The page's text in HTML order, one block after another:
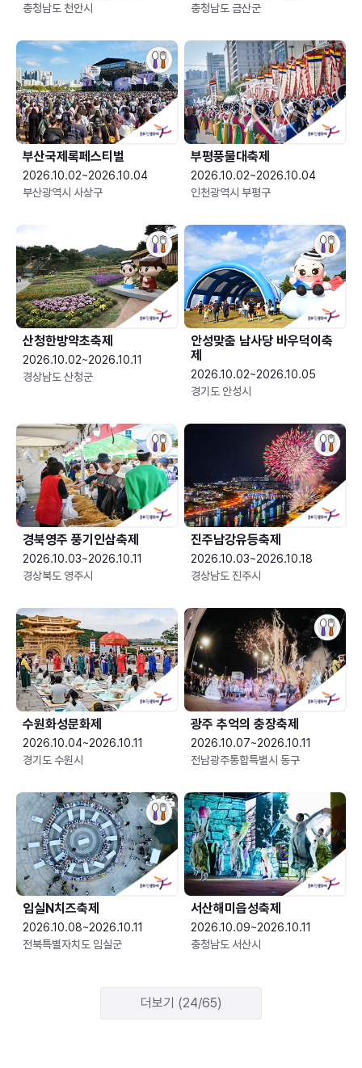
충청남도 천안시
충청남도 금산군
부산국제록페스티벌
2026.10.02~2026.10.04
부산광역시 사상구
부평풍물대축제
2026.10.02~2026.10.04
인천광역시 부평구
산청한방약초축제
2026.10.02~2026.10.11
경상남도 산청군
안성맞춤 남사당 바우덕이축
제
2026.10.02~2026.10.05
경기도 안성시
경북영주 풍기인삼축제
2026.10.03~2026.10.11
경상북도 영주시
진주남강유등축제
2026.10.03~2026.10.18
경상남도 진주시
수원화성문화제
2026.10.04~2026.10.11
경기도 수원시
광주 추억의 충장축제
2026.10.07~2026.10.11
전남광주통합특별시 동구
임실N치즈축제
2026.10.08~2026.10.11
전북특별자치도 임실군
서산해미읍성축제
2026.10.09~2026.10.11
충청남도 서산시
더보기 (24/65)